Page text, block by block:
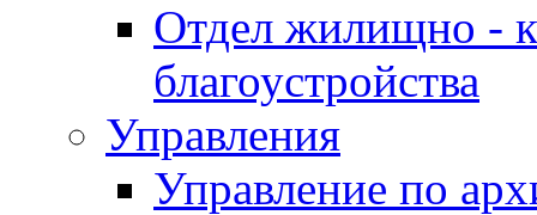
Отдел жилищно -
благоустройства
Управления
Управление по